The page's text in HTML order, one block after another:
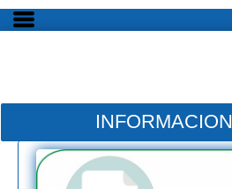
INFORMACION